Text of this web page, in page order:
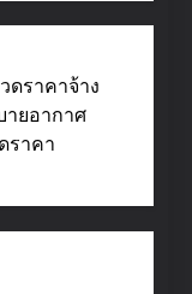
ดราคาจ้าง
ายอากาศ
ราคา